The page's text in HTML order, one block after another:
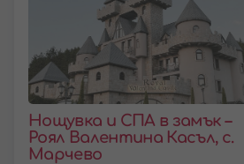
Нощувка и СПА в замък –
Роял Валентина Касъл, с.
Марчево